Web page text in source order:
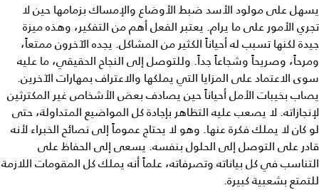
يسهل على مولود الأسد ضبط الأوضاع والإمساك بزمامها حين لا
تجري الأمور على ما يرام. يعتبر الفعل أهم من التفكير، وهذه ميزة
جيدة لكنها تسبب له أحياناً الكثير من المشاكل. يجده الآخرون ممتعاً،
ومرحاً، وصريحاً وشجاعاً جداً. وللتوصل إلى النجاح الحقيقي، ما عليه
سوى الاعتماد على المزايا التي يملكها والاعتراف بمهارات الآخرين.
يصاب بخيبات الأمل أحياناً حين يصادف بعض الأشخاص غير المكترثين
لإنجازاته. لا يصعب عليه التظاهر بإجادة كل المواضيع المتداولة، حتى
لو كان لا يملك فكرة عنها. وهو لا يحتاج عموماً إلى نصائح الخبراء لأنه
قادر على التوصل إلى الحلول بنفسه. يسعى إلى الحفاظ على
التناسب في كل بياناته وتصرفاته، علماً أنه يملك كل المقومات اللازمة
للتمتع بشعبية كبيرة.